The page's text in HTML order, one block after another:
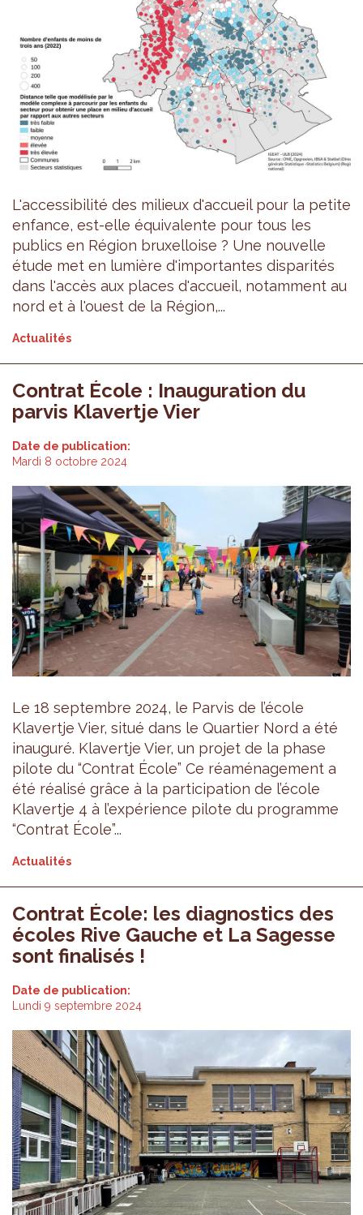
L'accessibilité des milieux d'accueil pour la petite
enfance, est-elle équivalente pour tous les
publics en Région bruxelloise ? Une nouvelle
étude met en lumière d'importantes disparités
dans l'accès aux places d'accueil, notamment au
nord et à l'ouest de la Région,...
Actualités
Contrat École : Inauguration du
parvis Klavertje Vier
Date de publication:
Mardi 8 octobre 2024
Le 18 septembre 2024, le Parvis de l’école
Klavertje Vier, situé dans le Quartier Nord a été
inauguré. Klavertje Vier, un projet de la phase
pilote du “Contrat École” Ce réaménagement a
été réalisé grâce à la participation de l’école
Klavertje 4 à l’expérience pilote du programme
“Contrat École”...
Actualités
Contrat École: les diagnostics des
écoles Rive Gauche et La Sagesse
sont finalisés !
Date de publication:
Lundi 9 septembre 2024